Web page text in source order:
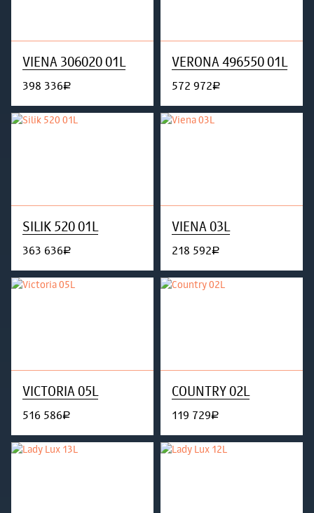
VIENA 306020 01L
398 336руб.
VERONA 496550 01L
572 972руб.
SILIK 520 01L
363 636руб.
VIENA 03L
218 592руб.
VICTORIA 05L
516 586руб.
COUNTRY 02L
119 729руб.